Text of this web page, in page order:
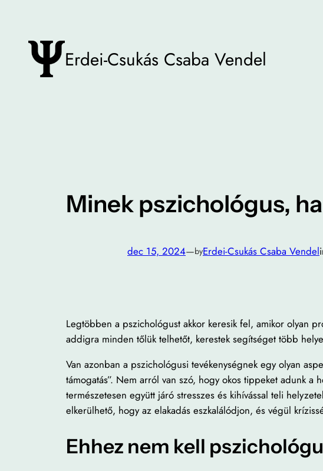
tartalomhoz
Erdei-Csukás Csaba Vendel
Minek pszichológus,
dec 15, 2024—byErdei-Csukás Csaba Vendel
Legtöbben a pszichológust akkor keresik fel, amikor olyan
addigra minden tőlük telhetőt, kerestek segítséget több
Van azonban a pszichológusi tevékenységnek egy olyan
támogatás”. Nem arról van szó, hogy okos tippeket adunk
természetesen együtt járó stresszes és kihívással teli
elkerülhető, hogy az elakadás eszkalálódjon, és végül
Ehhez nem kell